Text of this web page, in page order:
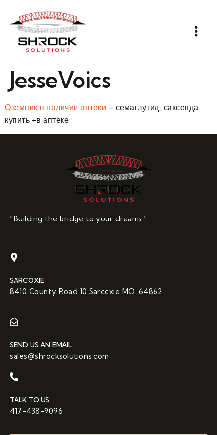
JesseVoics
Оземпик в наличии аптеки – семаглутид, саксенда
купить +в аптеке
“Building the bridge to your dreams.”
SARCOXIE
8410 County Road 10 Sarcoxie MO, 64862
SEND US AN EMAIL
sales@shrocksolutions.com
TALK TO US
417-438-9096